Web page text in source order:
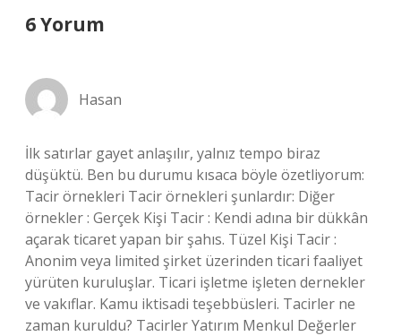
6 Yorum
Hasan
İlk satırlar gayet anlaşılır, yalnız tempo biraz
düşüktü. Ben bu durumu kısaca böyle özetliyorum:
Tacir örnekleri Tacir örnekleri şunlardır: Diğer
örnekler : Gerçek Kişi Tacir : Kendi adına bir dükkân
açarak ticaret yapan bir şahıs. Tüzel Kişi Tacir :
Anonim veya limited şirket üzerinden ticari faaliyet
yürüten kuruluşlar. Ticari işletme işleten dernekler
ve vakıflar. Kamu iktisadi teşebbüsleri. Tacirler ne
zaman kuruldu? Tacirler Yatırım Menkul Değerler